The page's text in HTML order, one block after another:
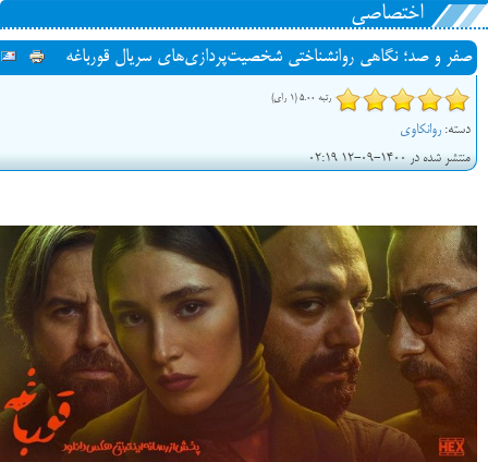
اختصاصی
صفر و صد؛ نگاهی روانشناختی شخصیت‌پردازی‌های سریال قورباغه
رتبه 5.00 (1 رای)
دسته:روانکاوی
منتشر شده در 1400-09-12 02:19